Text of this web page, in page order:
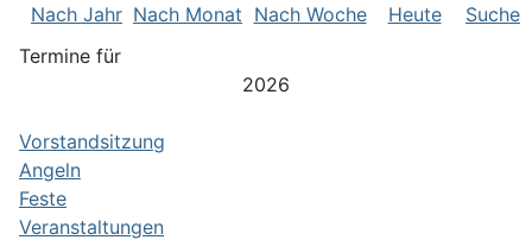
Nach Jahr Nach Monat Nach Woche Heute
Suche
Termine für
2026
Limite der Paginierungsliste
Vorstandsitzung
Angeln
Feste
Veranstaltungen